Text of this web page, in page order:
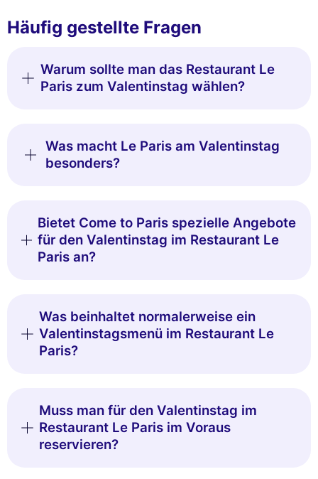
Häufig gestellte Fragen
Warum sollte man das Restaurant Le
Paris zum Valentinstag wählen?
Was macht Le Paris am Valentinstag
besonders?
Bietet Come to Paris spezielle Angebote
für den Valentinstag im Restaurant Le
Paris an?
Was beinhaltet normalerweise ein
Valentinstagsmenü im Restaurant Le
Paris?
Muss man für den Valentinstag im
Restaurant Le Paris im Voraus
reservieren?